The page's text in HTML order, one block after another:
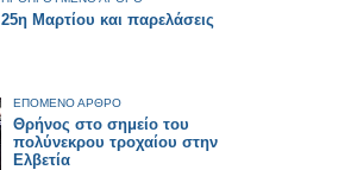
25η Μαρτίου και παρελάσεις
ΕΠΟΜΕΝΟ ΑΡΘΡΟ
Θρήνος στο σημείο του
πολύνεκρου τροχαίου στην
Ελβετία